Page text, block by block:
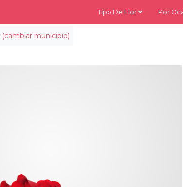
(cambiar municipio)
Tipo De Flor Por